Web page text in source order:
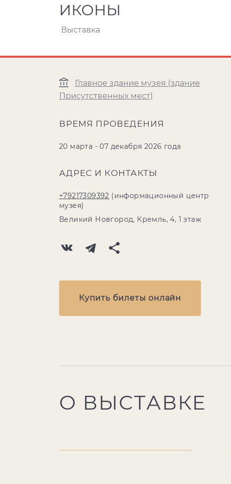
ИКОНЫ
Выставка
Главное здание музея (здание
Присутственных мест)
ВРЕМЯ ПРОВЕДЕНИЯ
20 марта - 07 декабря 2026 года
АДРЕС И КОНТАКТЫ
+79217309392 (информационный центр
музея)
Великий Новгород, Кремль, 4, 1 этаж
Купить билеты онлайн
О ВЫСТАВКЕ